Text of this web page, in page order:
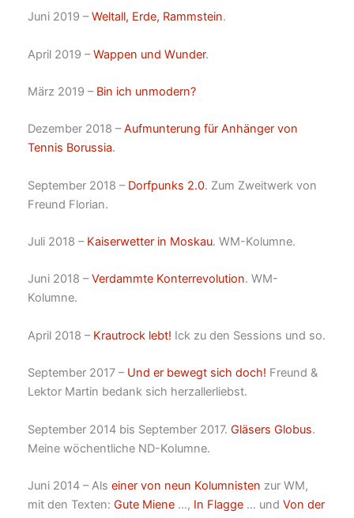
Juni 2019 –Weltall, Erde, Rammstein.
April 2019 –Wappen und Wunder.
März 2019 – Bin ich unmodern?
Dezember 2018 –Aufmunterung für Anhänger von
Tennis Borussia.
September 2018 – Dorfpunks 2.0. Zum Zweitwerk von
Freund Florian.
Juli 2018 – Kaiserwetter in Moskau. WM-Kolumne.
Juni 2018 –Verdammte Konterrevolution. WM-
Kolumne.
April 2018 – Krautrock lebt! Ick zu den Sessions und so.
September 2017 – Und er bewegt sich doch! Freund &
Lektor Martin bedank sich herzallerliebst.
September 2014 bis September 2017. Gläsers Globus.
Meine wöchentliche ND-Kolumne.
Juni 2014 – Als einer von neun Kolumnisten zur WM,
mit den Texten: Gute Miene…, In Flagge… und Von der